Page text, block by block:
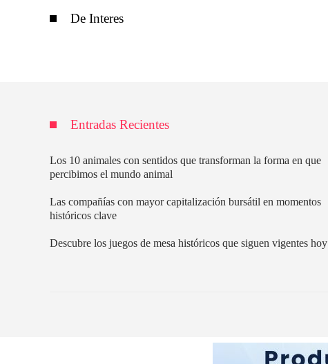
De Interes
Entradas Recientes
Los 10 animales con sentidos que transforman la forma en que
percibimos el mundo animal
Las compañías con mayor capitalización bursátil en momentos
históricos clave
Descubre los juegos de mesa históricos que siguen vigentes hoy